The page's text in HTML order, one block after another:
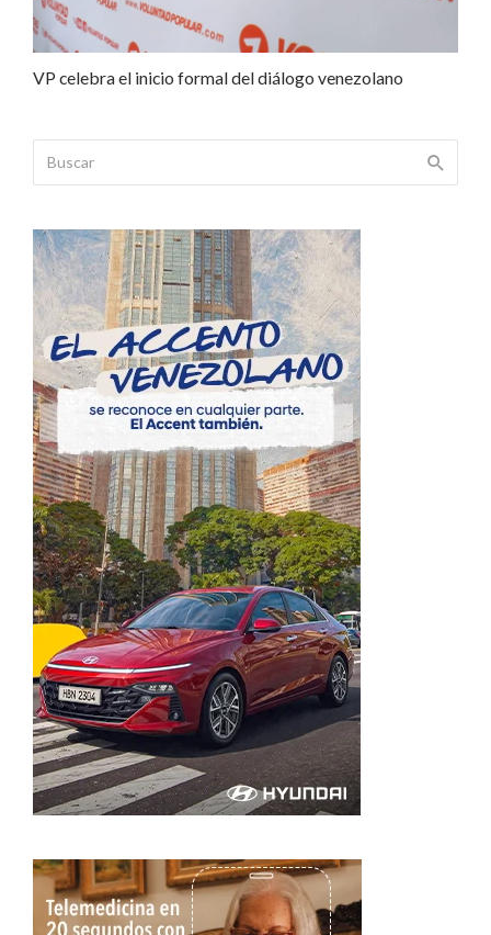
VP celebra el inicio formal del diálogo venezolano